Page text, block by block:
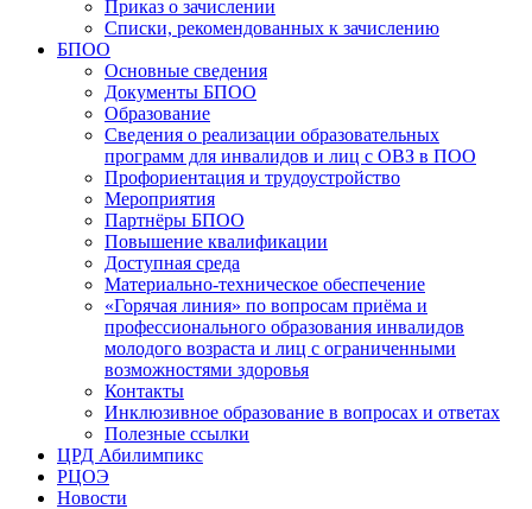
Приказ о зачислении
Списки, рекомендованных к зачислению
БПОО
Основные сведения
Документы БПОО
Образование
Сведения о реализации образовательных
программ для инвалидов и лиц с ОВЗ в ПОО
Профориентация и трудоустройство
Мероприятия
Партнёры БПОО
Повышение квалификации
Доступная среда
Материально-техническое обеспечение
«Горячая линия» по вопросам приёма и
профессионального образования инвалидов
молодого возраста и лиц с ограниченными
возможностями здоровья
Контакты
Инклюзивное образование в вопросах и ответах
Полезные ссылки
ЦРД Абилимпикс
РЦОЭ
Новости